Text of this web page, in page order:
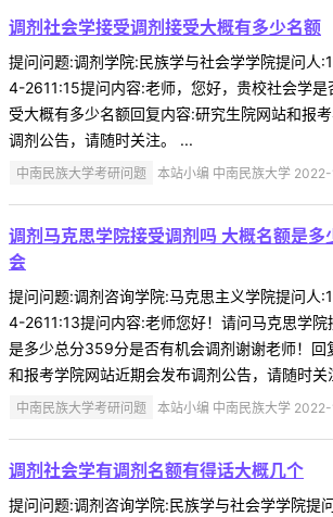
调剂社会学接受调剂接受大概有多少名额
提问问题:调剂学院:民族学与社会学学院提问
4-2611:15提问内容:老师，您好，贵校社会学是
受大概有多少名额回复内容:研究生院网站和报
调剂公告，请随时关注。 ...
中南民族大学考研问题 本站小编 中南民族大学
调剂马克思学院接受调剂吗 大概名额是
会
提问问题:调剂咨询学院:马克思主义学院提问
4-2611:13提问内容:老师您好！请问马克思学院
是多少总分359分是否有机会调剂谢谢老师！回
和报考学院网站近期会发布调剂公告，请随时关
中南民族大学考研问题 本站小编 中南民族大学
调剂社会学有调剂名额有得话大概几个
提问问题:调剂咨询学院:民族学与社会学学院提